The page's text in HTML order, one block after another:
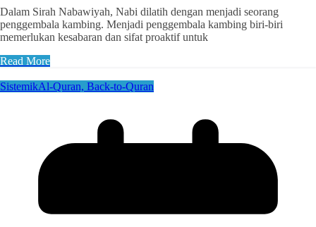
Dalam Sirah Nabawiyah, Nabi dilatih dengan menjadi seorang
penggembala kambing. Menjadi penggembala kambing biri-biri
memerlukan kesabaran dan sifat proaktif untuk
Read More
SistemikAl-Quran, Back-to-Quran